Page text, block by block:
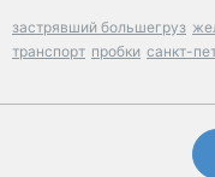
застрявший большегруз
транспорт пробки санкт-